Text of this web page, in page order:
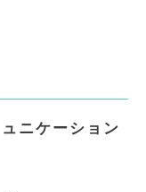
ニケーション